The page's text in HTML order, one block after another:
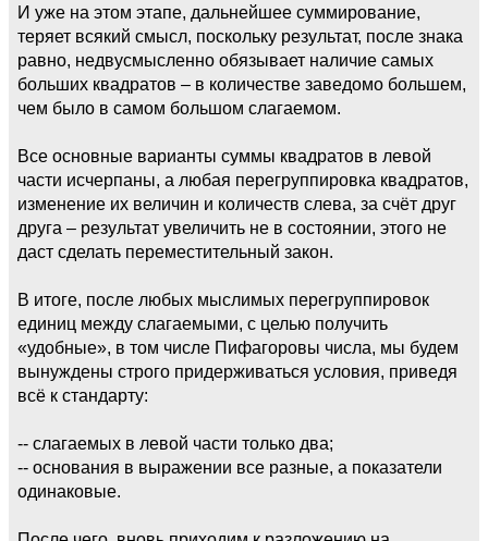
И уже на этом этапе, дальнейшее суммирование,
теряет всякий смысл, поскольку результат, после знака
равно, недвусмысленно обязывает наличие самых
больших квадратов – в количестве заведомо большем,
чем было в самом большом слагаемом.
Все основные варианты суммы квадратов в левой
части исчерпаны, а любая перегруппировка квадратов,
изменение их величин и количеств слева, за счёт друг
друга – результат увеличить не в состоянии, этого не
даст сделать переместительный закон.
В итоге, после любых мыслимых перегруппировок
единиц между слагаемыми, с целью получить
«удобные», в том числе Пифагоровы числа, мы будем
вынуждены строго придерживаться условия, приведя
всё к стандарту:
-- слагаемых в левой части только два;
-- основания в выражении все разные, а показатели
одинаковые.